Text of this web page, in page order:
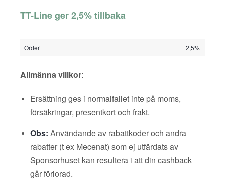
TT-Line ger 2,5% tillbaka
Order 2,5%
Allmänna villkor:
Ersättning ges i normalfallet inte på moms,
försäkringar, presentkort och frakt.
Obs: Användande av rabattkoder och andra
rabatter (t ex Mecenat) som ej utfärdats av
Sponsorhuset kan resultera i att din cashback
går förlorad.